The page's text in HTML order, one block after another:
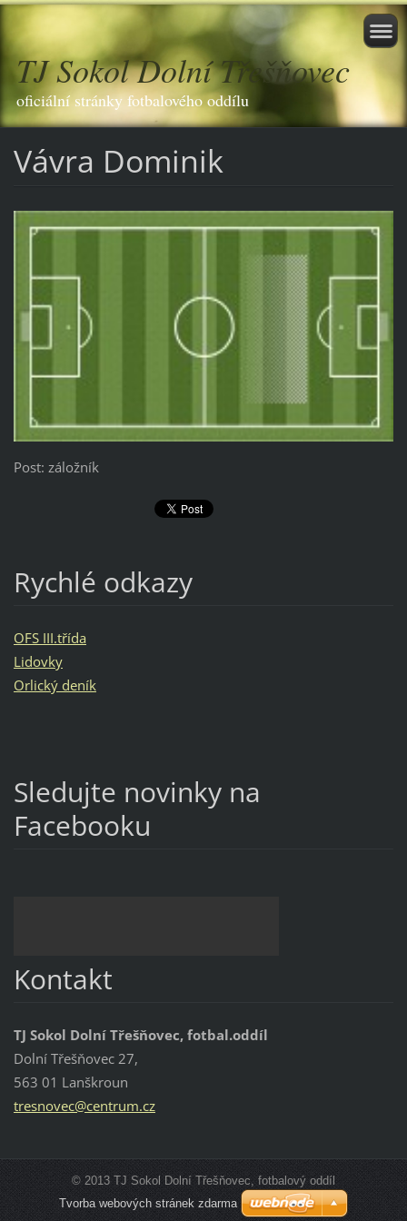
TJ Sokol Dolní Třešňovec
oficiální stránky fotbalového oddílu
Vávra Dominik
Post: záložník
Rychlé odkazy
OFS III.třída
Lidovky
Orlický deník
Sledujte novinky na
Facebooku
Kontakt
TJ Sokol Dolní Třešňovec, fotbal.oddíl
Dolní Třešňovec 27,
563 01 Lanškroun
tresnovec@centrum.cz
© 2013 TJ Sokol Dolní Třešňovec, fotbalový oddíl
Tvorba webových stránek zdarma